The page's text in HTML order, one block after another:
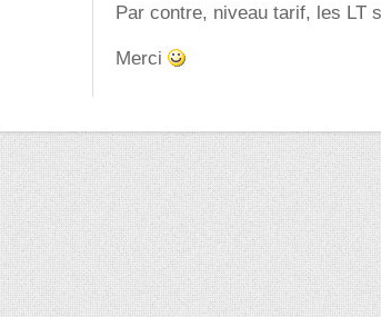
Par contre, niveau tarif, les LT
Merci